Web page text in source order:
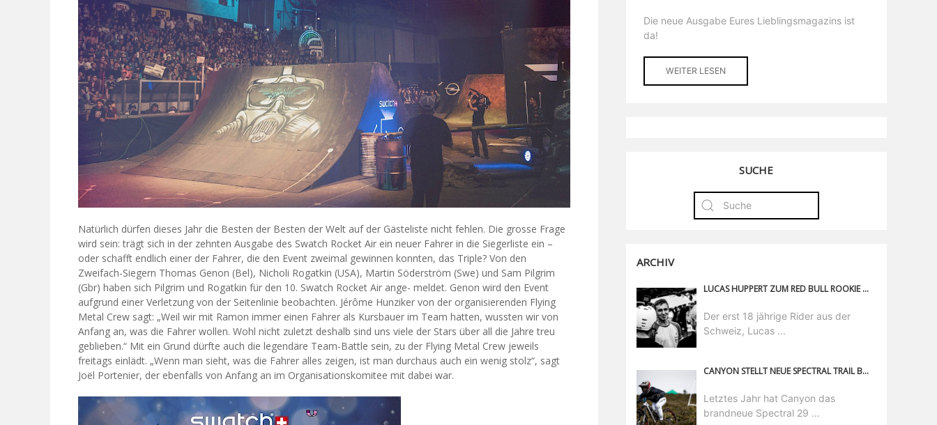
Natürlich dürfen dieses Jahr die Besten der Besten der Welt auf der Gästeliste nicht fehlen. Die grosse Frage
wird sein: trägt sich in der zehnten Ausgabe des Swatch Rocket Air ein neuer Fahrer in die Siegerliste ein –
oder schafft endlich einer der Fahrer, die den Event zweimal gewinnen konnten, das Triple? Von den
Zweifach-Siegern Thomas Genon (Bel), Nicholi Rogatkin (USA), Martin Söderström (Swe) und Sam Pilgrim
(Gbr) haben sich Pilgrim und Rogatkin für den 10. Swatch Rocket Air ange- meldet. Genon wird den Event
aufgrund einer Verletzung von der Seitenlinie beobachten. Jérôme Hunziker von der organisierenden Flying
Metal Crew sagt: „Weil wir mit Ramon immer einen Fahrer als Kursbauer im Team hatten, wussten wir von
Anfang an, was die Fahrer wollen. Wohl nicht zuletzt deshalb sind uns viele der Stars über all die Jahre treu
geblieben.“ Mit ein Grund dürfte auch die legendäre Team-Battle sein, zu der Flying Metal Crew jeweils
freitags einlädt. „Wenn man sieht, was die Fahrer alles zeigen, ist man durchaus auch ein wenig stolz“, sagt
Joël Portenier, der ebenfalls von Anfang an im Organisationskomitee mit dabei war.
Die neue Ausgabe Eures Lieblingsmagazins ist
da!
WEITER LESEN
SUCHE
ARCHIV
LUCAS HUPPERT ZUM RED BULL ROOKIE DES JAHRES 2018 GEKRÖNT
Der erst 18 jährige Rider aus der
Schweiz, Lucas ...
CANYON STELLT NEUE SPECTRAL TRAIL BIKES VOR
Letztes Jahr hat Canyon das
brandneue Spectral 29 ...